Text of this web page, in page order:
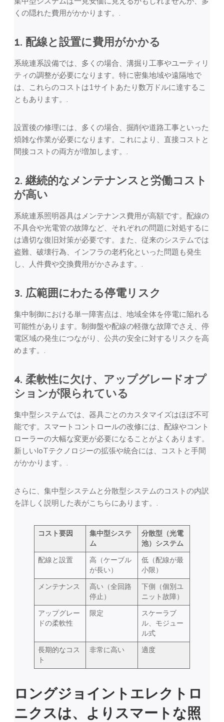
くの隠れた費用がかかります。.
1. 配線と設置に費用がかかる
系統連系設備では、多くの場合、溝掘り工事やユーティリ
ティの調整が必要になります。特に密集地域や遠隔地で
は、これらのコストは1サイトあたり数万ドルに達するこ
ともあります。.
設置後の修理には、多くの場合、掘削や道路工事といった
煩雑な作業が必要になります。これにより、直接コストと
間接コストの両方が増加します。.
2. 継続的なメンテナンスと労働コスト
が高い
系統連系照明器具はメンテナンス費用が高額です。配線の
不具合や光電管の故障など、それぞれの問題に対処するに
は適切な復旧対策が必要です。また、従来のシステムでは
盗難、破壊行為、インフラの老朽化といった問題も発生
し、人件費や交換費用がかさみます。.
3. 広範囲にわたる停電リスク
集中制御における単一障害点は、地域全体を停電に陥れる
可能性があります。制御盤や配線の軽微な故障でさえ、停
電区域の発生につながり、公共の安全に対するリスクを高
めます。.
4. 柔軟性に欠け、アップグレードオプ
ションが限られている
集中型システムでは、器具ごとのカスタマイズはほぼ不可
能です。スマートコントロールの改修には、配線やコント
ローラーの大幅な変更が必要になることがよくあります。
新しいIoTテクノロジーの拡張や統合には、コストと手間
がかかります。.
さらに、集中型システムと分散型システムのコストの内訳
を詳しく説明した表がこちらにあります。.
コスト要因
集中型システ
ム
分散型（光電
池）システム
配線と設置
高（ケーブル
が長い）
低（配線が最
小限）
メンテナンス
高い（全回路
停止）
下側（個別ユ
ニット故障）
アップグレー
ドの柔軟性
限定
スケーラブ
ル、モジュー
ル式
長期的なコス
ト
非常に高い 適度
ロングジョイントエレクトロ
ニクスは、よりスマートな照